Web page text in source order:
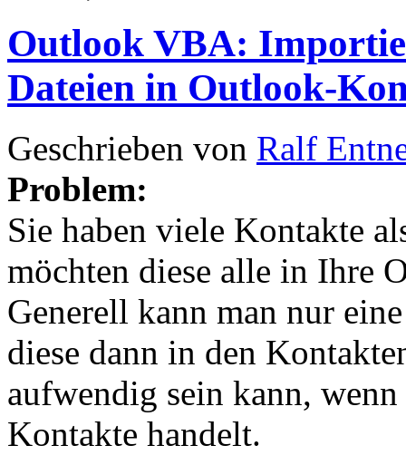
Outlook VBA:
Dateien in Outlook-
Geschrieben von Ralf
Problem:
Sie haben viele Kontakte
möchten diese alle in Ihre
Generell kann man nur
diese dann in den
aufwendig sein kann,
Kontakte handelt.